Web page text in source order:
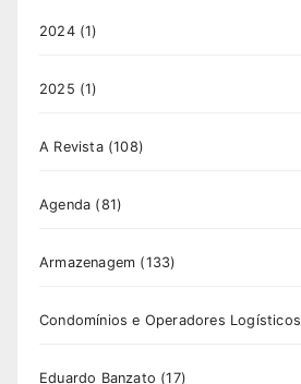
2024(1)
2025 (1)
A Revista(108)
Agenda (81)
Armazenagem (133)
Condomínios e Operadores Logísticos
Eduardo Banzato (17)